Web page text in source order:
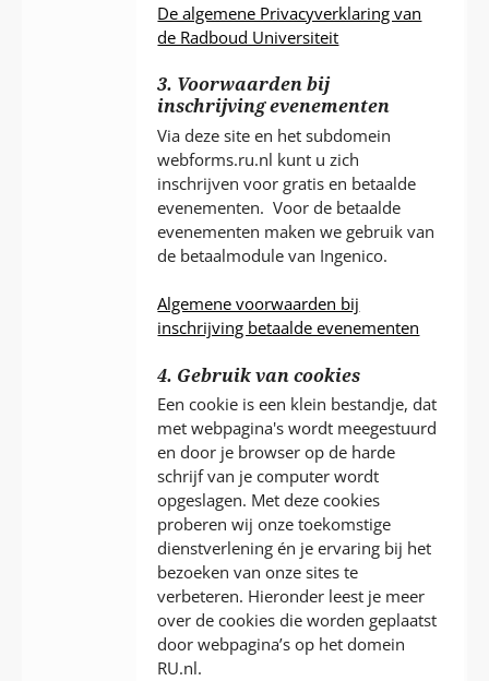
De algemene Privacyverklaring van
de Radboud Universiteit
3. Voorwaarden bij
inschrijving evenementen
Via deze site en het subdomein
webforms.ru.nl kunt u zich
inschrijven voor gratis en betaalde
evenementen. Voor de betaalde
evenementen maken we gebruik van
de betaalmodule van Ingenico.
Algemene voorwaarden bij
inschrijving betaalde evenementen
4. Gebruik van cookies
Een cookie is een klein bestandje, dat
met webpagina's wordt meegestuurd
en door je browser op de harde
schrijf van je computer wordt
opgeslagen. Met deze cookies
proberen wij onze toekomstige
dienstverlening én je ervaring bij het
bezoeken van onze sites te
verbeteren. Hieronder leest je meer
over de cookies die worden geplaatst
door webpagina’s op het domein
RU.nl.